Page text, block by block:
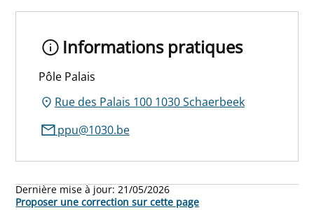
Informations pratiques
Pôle Palais
Rue des Palais 100 1030 Schaerbeek
ppu@1030.be
Dernière mise à jour:21/05/2026
Proposer une correction sur cette page